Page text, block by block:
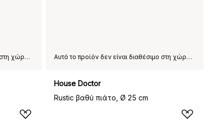
Αυτό το προϊόν δεν είναι διαθέσιμο στη χώρα παράδοσης που έχετε επιλέξει. Αυτό το προϊόν δεν είναι διαθέσιμο στη χώρα παράδοσης που έχετε επιλέξει.
House Doctor
Rustic βαθύ πιάτο, Ø 25 cm